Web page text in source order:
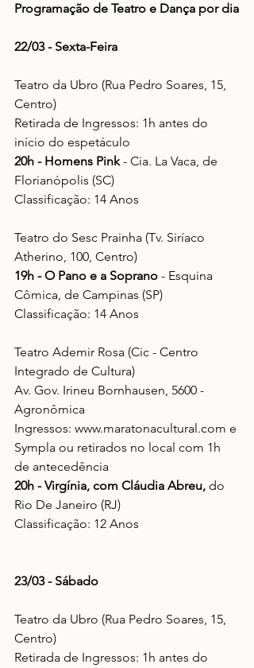
Programação de Teatro e Dança por dia
22/03 - Sexta-Feira
Teatro da Ubro (Rua Pedro Soares, 15,
Centro)
Retirada de Ingressos: 1h antes do
início do espetáculo
20h - Homens Pink - Cia. La Vaca, de
Florianópolis (SC)
Classificação: 14 Anos
Teatro do Sesc Prainha (Tv. Siríaco
Atherino, 100, Centro)
19h - O Pano e a Soprano - Esquina
Cômica, de Campinas (SP)
Classificação: 14 Anos
Teatro Ademir Rosa (Cic - Centro
Integrado de Cultura)
Av. Gov. Irineu Bornhausen, 5600 -
Agronômica
Ingressos: www.maratonacultural.com e
Sympla ou retirados no local com 1h
de antecedência
20h - Virgínia, com Cláudia Abreu, do
Rio De Janeiro (RJ)
Classificação: 12 Anos
23/03 - Sábado
Teatro da Ubro (Rua Pedro Soares, 15,
Centro)
Retirada de Ingressos: 1h antes do